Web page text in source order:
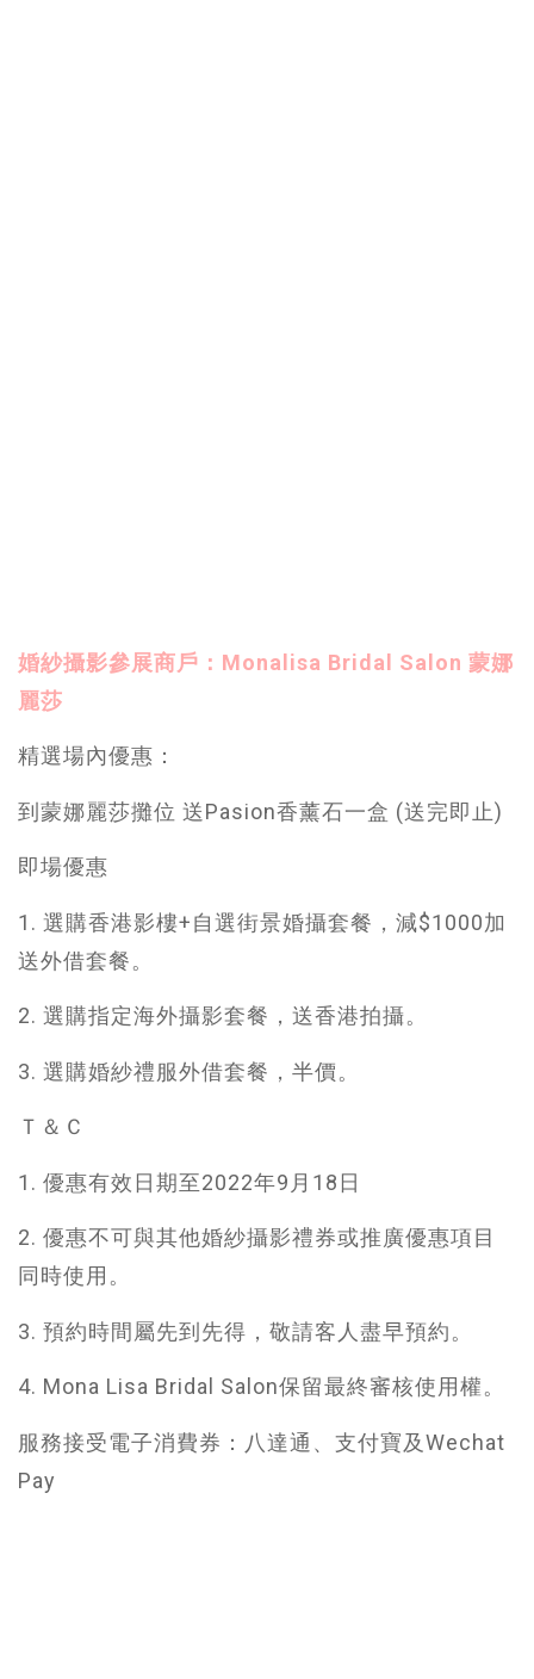
婚紗攝影參展商戶：Monalisa Bridal Salon 蒙娜
麗莎
精選場內優惠：
到蒙娜麗莎攤位 送Pasion香薰石一盒 (送完即止)
即場優惠
1. 選購香港影樓+自選街景婚攝套餐，減$1000加
送外借套餐。
2. 選購指定海外攝影套餐，送香港拍攝。
3. 選購婚紗禮服外借套餐，半價。
Ｔ＆Ｃ
1. 優惠有效日期至2022年9月18日
2. 優惠不可與其他婚紗攝影禮券或推廣優惠項目
同時使用。
3. 預約時間屬先到先得，敬請客人盡早預約。
4. Mona Lisa Bridal Salon保留最終審核使用權。
服務接受電子消費券：八達通、支付寶及Wechat
Pay